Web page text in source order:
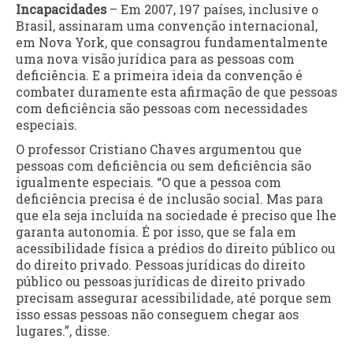
Incapacidades – Em 2007, 197 países, inclusive o
Brasil, assinaram uma convenção internacional,
em Nova York, que consagrou fundamentalmente
uma nova visão jurídica para as pessoas com
deficiência. E a primeira ideia da convenção é
combater duramente esta afirmação de que pessoas
com deficiência são pessoas com necessidades
especiais.
O professor Cristiano Chaves argumentou que
pessoas com deficiência ou sem deficiência são
igualmente especiais. “O que a pessoa com
deficiência precisa é de inclusão social. Mas para
que ela seja incluída na sociedade é preciso que lhe
garanta autonomia. É por isso, que se fala em
acessibilidade física a prédios do direito público ou
do direito privado. Pessoas jurídicas do direito
público ou pessoas jurídicas de direito privado
precisam assegurar acessibilidade, até porque sem
isso essas pessoas não conseguem chegar aos
lugares.”, disse.